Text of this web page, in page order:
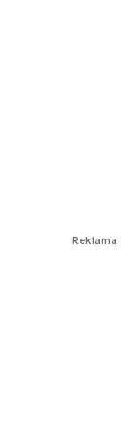
Reklama